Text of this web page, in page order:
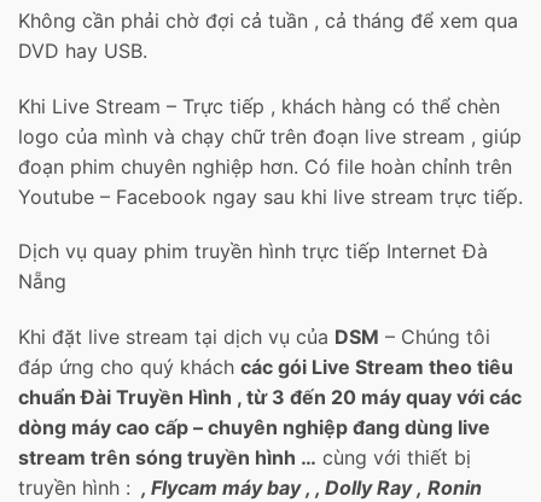
Không cần phải chờ đợi cả tuần , cả tháng để xem qua
DVD hay USB.
Khi Live Stream – Trực tiếp , khách hàng có thể chèn
logo của mình và chạy chữ trên đoạn live stream , giúp
đoạn phim chuyên nghiệp hơn. Có file hoàn chỉnh trên
Youtube – Facebook ngay sau khi live stream trực tiếp.
Dịch vụ quay phim truyền hình trực tiếp Internet Đà
Nẵng
Khi đặt live stream tại dịch vụ của DSM – Chúng tôi
đáp ứng cho quý khách các gói Live Stream theo tiêu
chuẩn Đài Truyền Hình , từ 3 đến 20 máy quay với các
dòng máy cao cấp – chuyên nghiệp đang dùng live
stream trên sóng truyền hình … cùng với thiết bị
truyền hình : , Flycam máy bay , , Dolly Ray , Ronin